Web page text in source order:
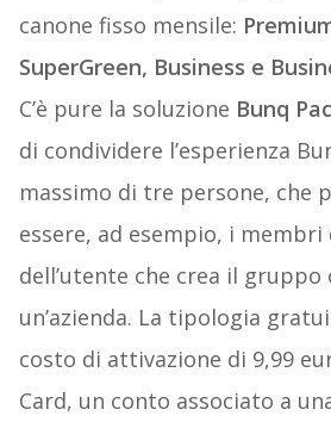
canone fisso mensile:
SuperGreen, Business e
C’è pure la soluzione Bunq
di condividere l’esperienza
massimo di tre persone, che
essere, ad esempio, i
dell’utente che crea il
un’azienda. La tipologia
costo di attivazione di 9,99
Card, un conto associato a